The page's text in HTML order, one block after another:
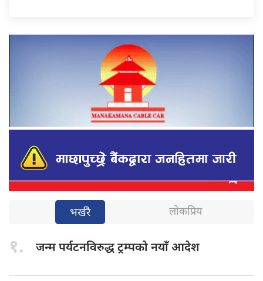
भर्खरै लोकप्रिय
१. जन्म पर्यटनविरुद्धट्रम्पको नयाँ आदेश